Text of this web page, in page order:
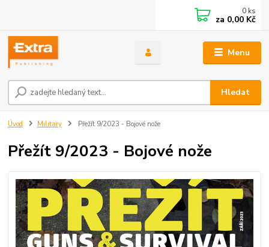
Menu
Hledat
0 ks
za 0,00 Kč
Úvod Military Přežít 9/2023 - Bojové nože
Přežít 9/2023 - Bojové nože